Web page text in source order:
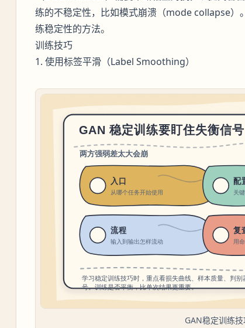
练的不稳定性，比如模式崩溃（mode collapse）
练稳定性的方法。
训练技巧
1. 使用标签平滑（Label Smoothing）
GAN稳定训练